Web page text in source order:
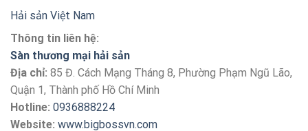
Hải sản Việt Nam
Thông tin liên hệ:
Sàn thương mại hải sản
Địa chỉ: 85 Đ. Cách Mạng Tháng 8, Phường Phạm Ngũ Lão,
Quận 1, Thành phố Hồ Chí Minh
Hotline: 0936888224
Website: www.bigbossvn.com